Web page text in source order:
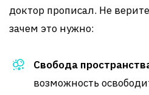
доктор прописал. Не
зачем это нужно:
Свобода
возможность